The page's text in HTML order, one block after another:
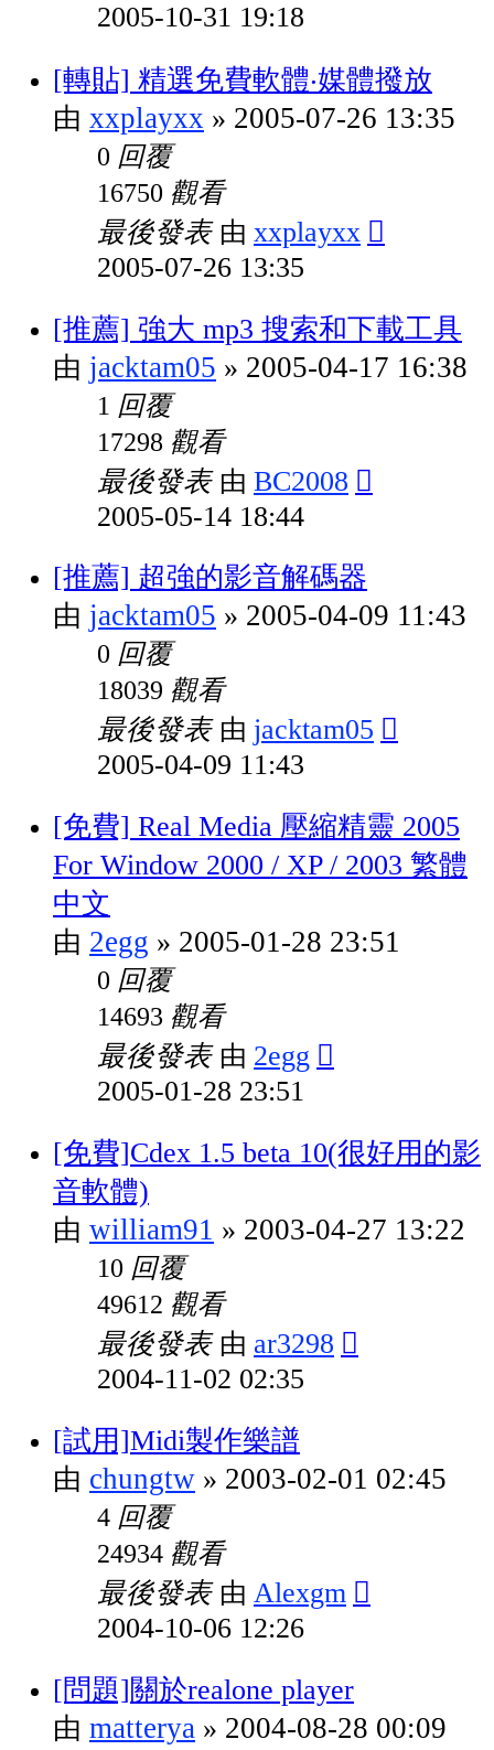
2005-10-31 19:18
[轉貼] 精選免費軟體‧媒體撥放
由 xxplayxx » 2005-07-26 13:35
0 回覆
16750 觀看
最後發表 由 xxplayxx
2005-07-26 13:35
[推薦] 強大 mp3 搜索和下載工具
由 jacktam05 » 2005-04-17 16:38
1 回覆
17298 觀看
最後發表 由 BC2008
2005-05-14 18:44
[推薦] 超強的影音解碼器
由 jacktam05 » 2005-04-09 11:43
0 回覆
18039 觀看
最後發表 由 jacktam05
2005-04-09 11:43
[免費] Real Media 壓縮精靈 2005
For Window 2000 / XP / 2003 繁體
中文
由 2egg » 2005-01-28 23:51
0 回覆
14693 觀看
最後發表 由 2egg
2005-01-28 23:51
[免費]Cdex 1.5 beta 10(很好用的影
音軟體)
由 william91 » 2003-04-27 13:22
10 回覆
49612 觀看
最後發表 由 ar3298
2004-11-02 02:35
[試用]Midi製作樂譜
由 chungtw » 2003-02-01 02:45
4 回覆
24934 觀看
最後發表 由 Alexgm
2004-10-06 12:26
[問題]關於realone player
由 matterya » 2004-08-28 00:09